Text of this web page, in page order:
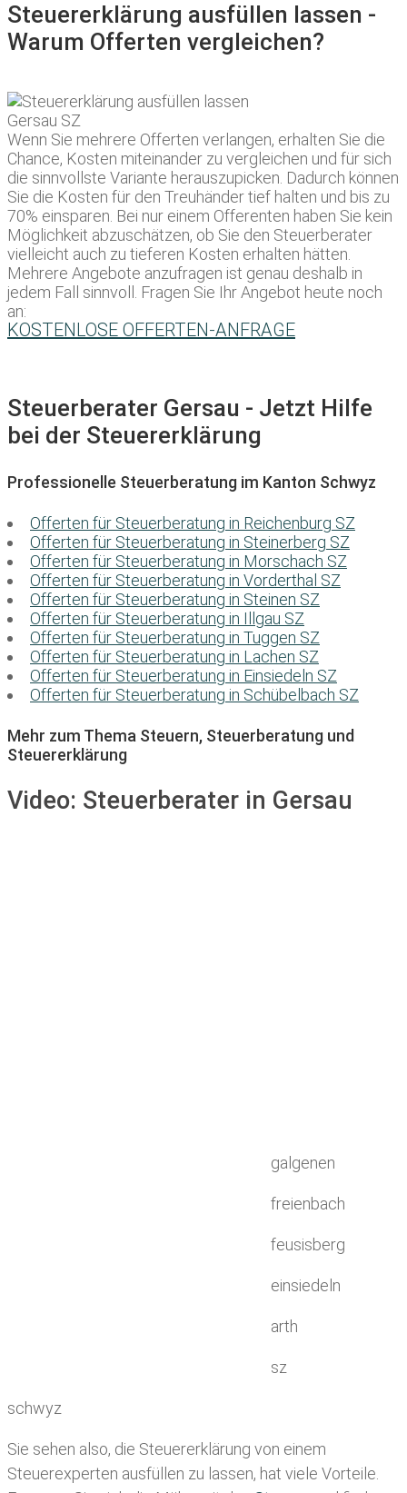
Steuererklärung ausfüllen lassen -
Warum Offerten vergleichen?
Wenn Sie mehrere Offerten verlangen, erhalten Sie die
Chance, Kosten miteinander zu vergleichen und für sich
die sinnvollste Variante herauszupicken. Dadurch können
Sie die Kosten für den Treuhänder tief halten und bis zu
70% einsparen. Bei nur einem Offerenten haben Sie kein
Möglichkeit abzuschätzen, ob Sie den Steuerberater
vielleicht auch zu tieferen Kosten erhalten hätten.
Mehrere Angebote anzufragen ist genau deshalb in
jedem Fall sinnvoll. Fragen Sie Ihr Angebot heute noch
an:
KOSTENLOSE OFFERTEN-ANFRAGE
Steuerberater Gersau - Jetzt Hilfe
bei der Steuererklärung
Professionelle Steuerberatung im Kanton Schwyz
Offerten für Steuerberatung in Reichenburg SZ
Offerten für Steuerberatung in Steinerberg SZ
Offerten für Steuerberatung in Morschach SZ
Offerten für Steuerberatung in Vorderthal SZ
Offerten für Steuerberatung in Steinen SZ
Offerten für Steuerberatung in Illgau SZ
Offerten für Steuerberatung in Tuggen SZ
Offerten für Steuerberatung in Lachen SZ
Offerten für Steuerberatung in Einsiedeln SZ
Offerten für Steuerberatung in Schübelbach SZ
Mehr zum Thema Steuern, Steuerberatung und
Steuererklärung
Video: Steuerberater in Gersau
galgenen
freienbach
feusisberg
einsiedeln
arth
sz
schwyz
Sie sehen also, die Steuererklärung von einem
Steuerexperten ausfüllen zu lassen, hat viele Vorteile.